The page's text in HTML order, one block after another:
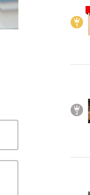
高市早苗陣営「誹
高市陣営ネッ
春・今週の政治
「立憲都連会長
動画」を否定
もいらない社会